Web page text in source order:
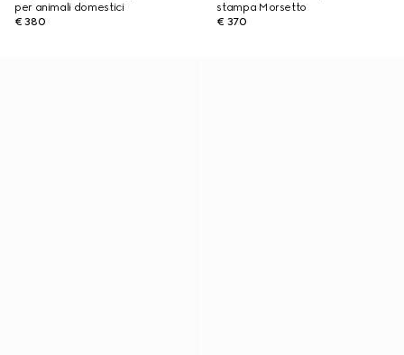
per animali domestici
€ 380
stampa Morsetto
€ 370